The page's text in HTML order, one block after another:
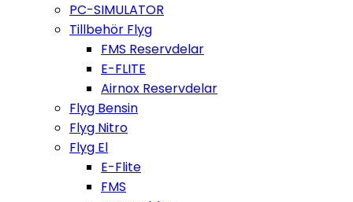
PC-SIMULATOR
Tillbehör Flyg
FMS Reservdelar
E-FLITE
Airnox Reservdelar
Flyg Bensin
Flyg Nitro
Flyg El
E-Flite
FMS